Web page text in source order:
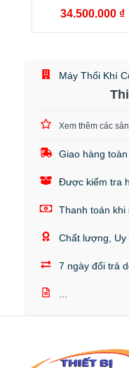
34.500.000 ₫
Máy Thổi Khí
Xem thêm các
Giao hàng
Được kiểm tra
Thanh toán khi
Chất lượng, Uy
7 ngày đổi trả
...